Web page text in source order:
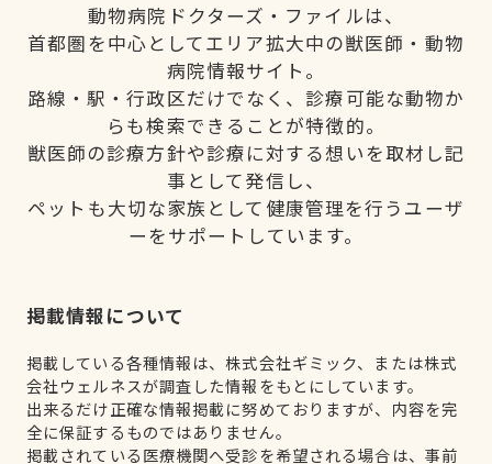
動物病院ドクターズ・ファイルは、
首都圏を中心としてエリア拡大中の獣医師・動物
病院情報サイト。
路線・駅・行政区だけでなく、診療可能な動物か
らも検索できることが特徴的。
獣医師の診療方針や診療に対する想いを取材し記
事として発信し、
ペットも大切な家族として健康管理を行うユーザ
ーをサポートしています。
掲載情報について
掲載している各種情報は、株式会社ギミック、または株式
会社ウェルネスが調査した情報をもとにしています。
出来るだけ正確な情報掲載に努めておりますが、内容を完
全に保証するものではありません。
掲載されている医療機関へ受診を希望される場合は、事前